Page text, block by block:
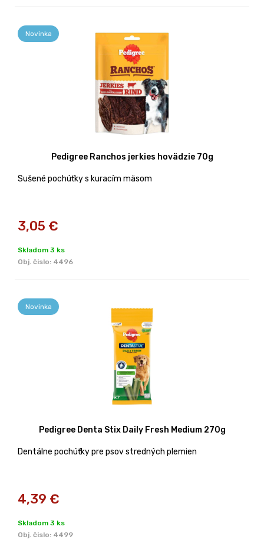
Novinka
Pedigree Ranchos jerkies hovädzie 70g
Sušené pochúťky s kuracím mäsom
3,05 €
Skladom 3 ks
Obj. čislo: 4496
Novinka
Pedigree Denta Stix Daily Fresh Medium 270g
Dentálne pochúťky pre psov stredných plemien
4,39 €
Skladom 3 ks
Obj. čislo: 4499